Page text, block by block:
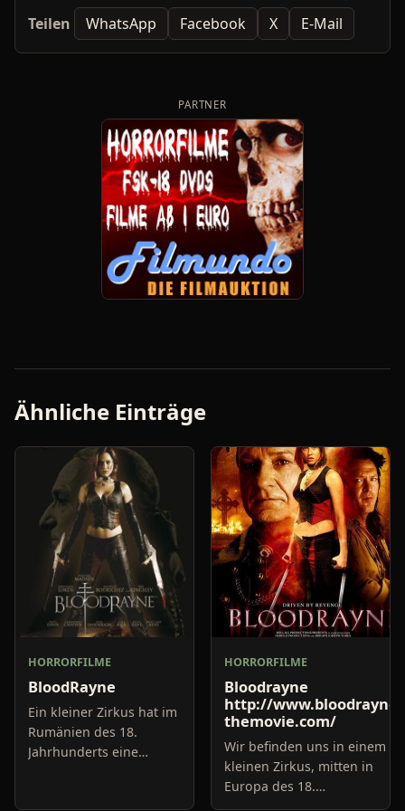
Teilen WhatsApp Facebook X E-Mail
PARTNER
Ähnliche Einträge
HORRORFILME
BloodRayne
Ein kleiner Zirkus hat im
Rumänien des 18.
Jahrhunderts eine
HORRORFILME
Bloodrayne
http://www.bloodrayne-
themovie.com/
Wir befinden uns in einem
kleinen Zirkus, mitten in
Europa des 18.
Jahrhunderts. Die